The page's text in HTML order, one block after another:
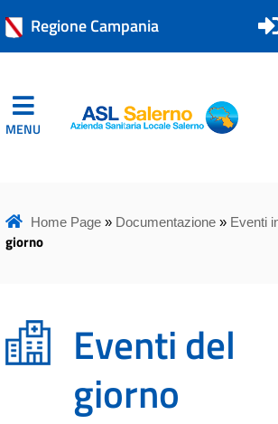
Regione Campania
MENU ASL
ASL
Home Page» Documentazione» Eventi
giorno
Eventi del
giorno